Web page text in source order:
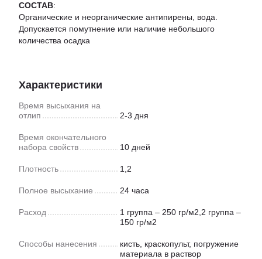
СОСТАВ:
Органические и неорганические антипирены, вода.
Допускается помутнение или наличие небольшого
количества осадка
Характеристики
Время высыхания на
отлип
2-3 дня
Время окончательного
набора свойств
10 дней
Плотность 1,2
Полное высыхание 24 часа
Расход
1 группа – 250 гр/м2,2 группа –
150 гр/м2
Способы нанесения
кисть, краскопульт, погружение
материала в раствор